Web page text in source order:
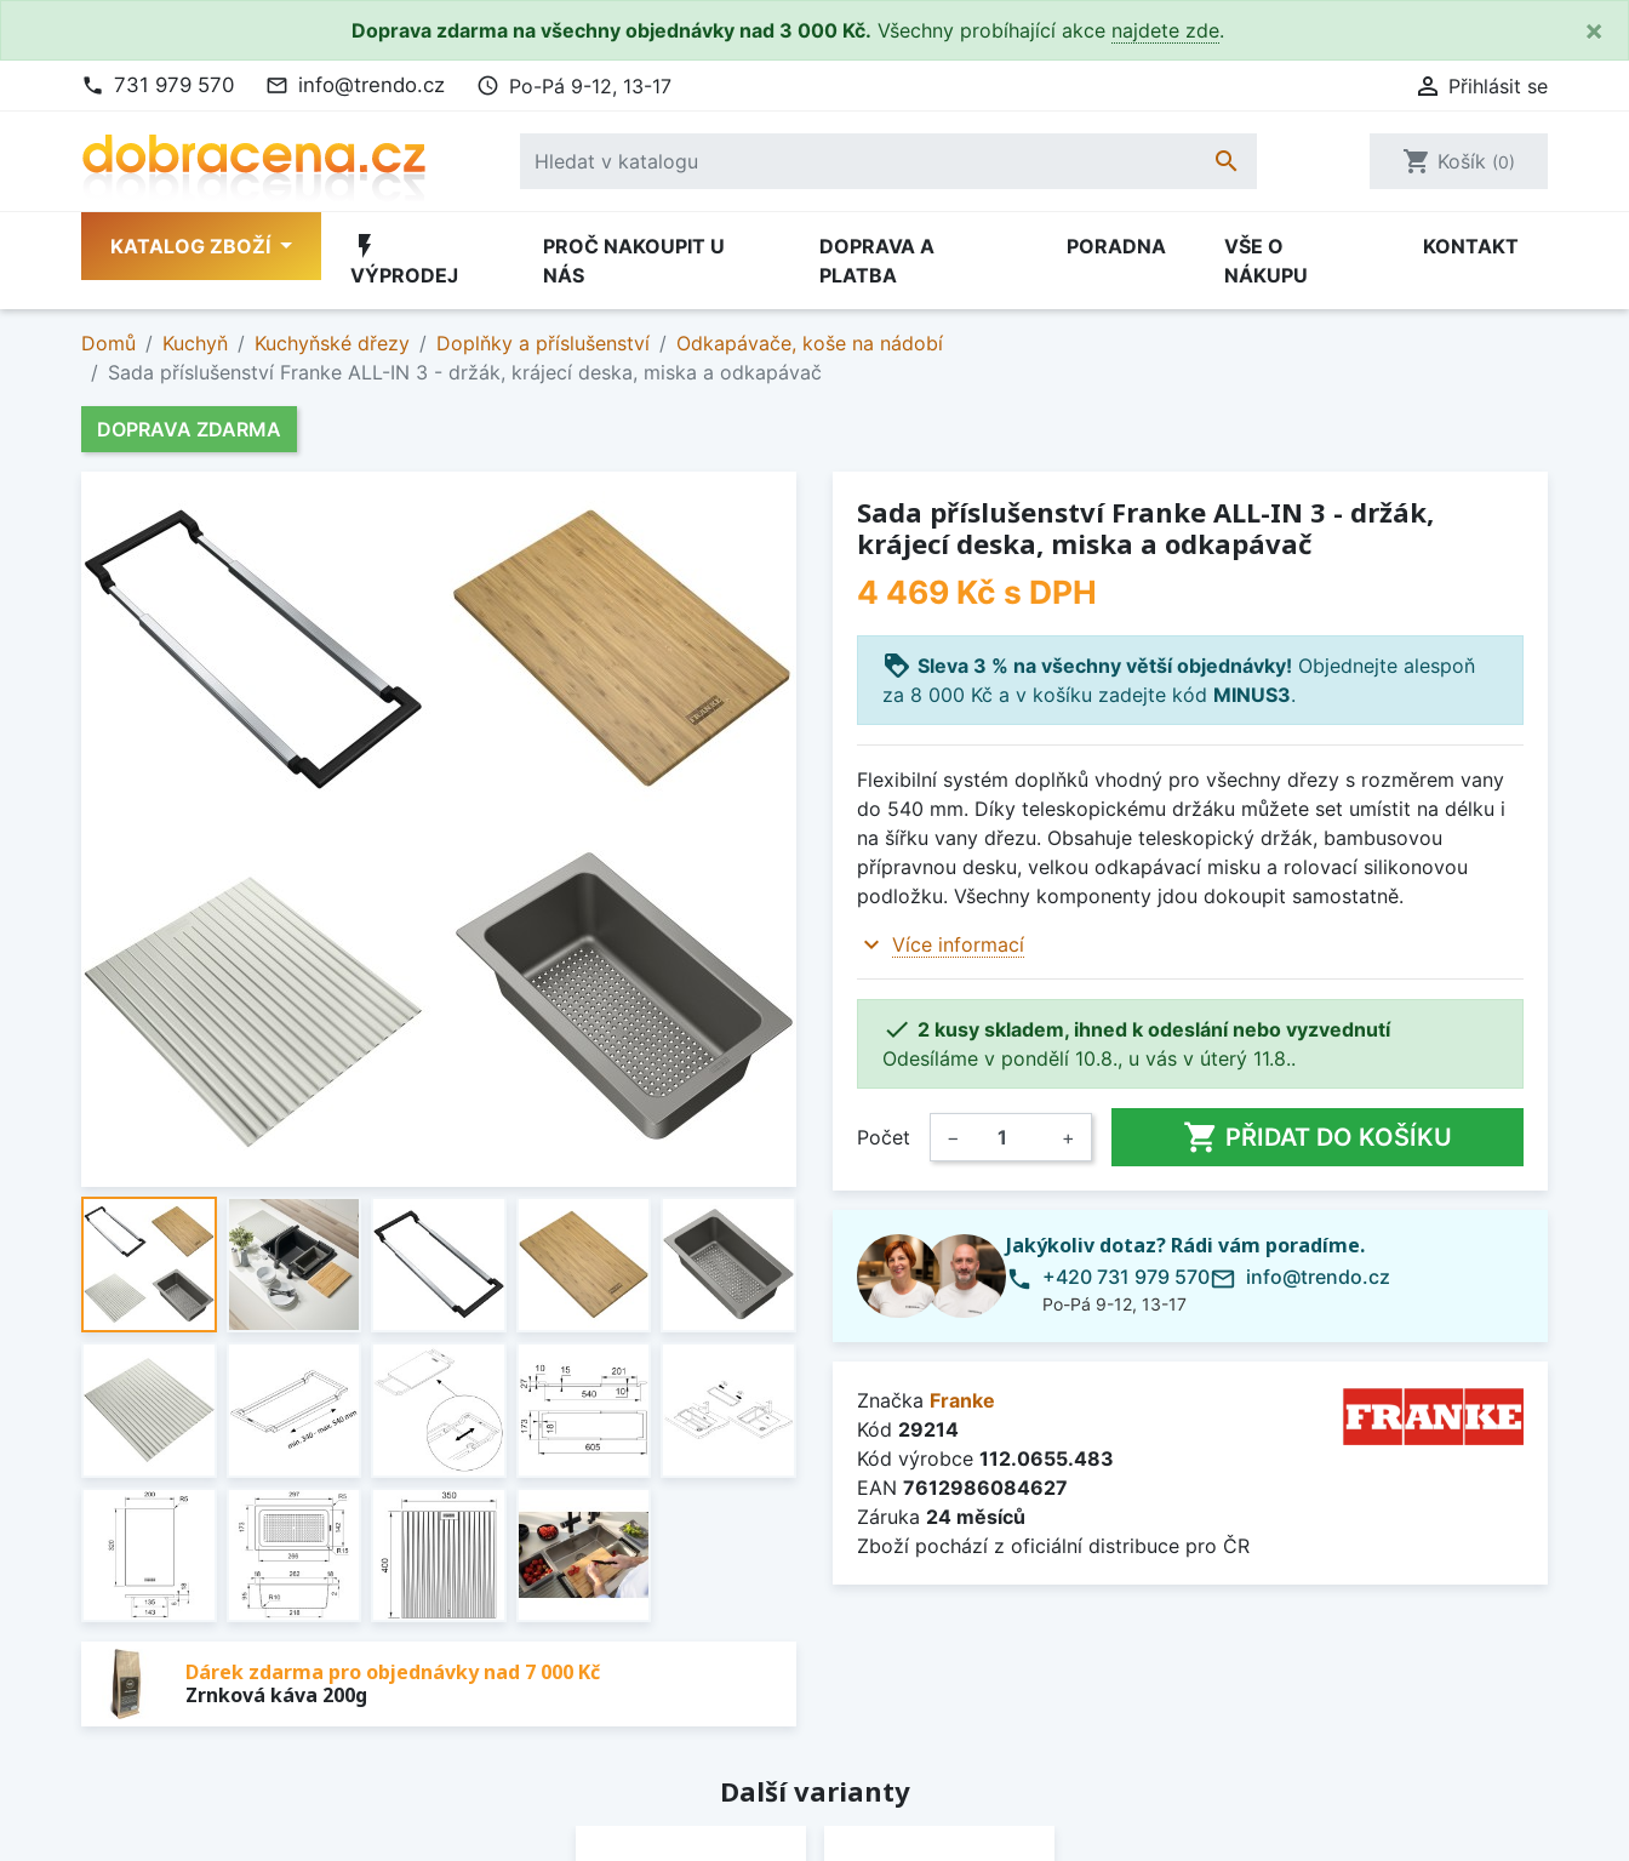
Doprava zdarma na všechny objednávky nad 3 000 Kč. Všechny probíhající akce najdete zde. ×
phone 731 979 570 mail_outline info@trendo.cz access_time Po-Pá 9-12, 13-17  Přihlásit se
 shopping_cart Košík (0)
KATALOG ZBOŽÍ flash_on
VÝPRODEJ
PROČ NAKOUPIT U
NÁS
DOPRAVA A
PLATBA
PORADNA
VŠE O
NÁKUPU
KONTAKT
Domů Kuchyň Kuchyňské dřezy Doplňky a příslušenství
Odkapávače, koše na nádobí
Sada příslušenství Franke ALL-IN 3 - držák, krájecí deska, miska a odkapávač
DOPRAVA ZDARMA
Dárek zdarma pro objednávky nad 7 000 Kč
Zrnková káva 200g
Sada příslušenství Franke ALL-IN 3 - držák,
krájecí deska, miska a odkapávač
4 469 Kč s DPH
loyalty Sleva 3 % na všechny větší objednávky! Objednejte alespoň
za 8 000 Kč a v košíku zadejte kód MINUS3.
Flexibilní systém doplňků vhodný pro všechny dřezy s rozměrem vany
do 540 mm. Díky teleskopickému držáku můžete set umístit na délku i
na šířku vany dřezu. Obsahuje teleskopický držák, bambusovou
přípravnou desku, velkou odkapávací misku a rolovací silikonovou
podložku. Všechny komponenty jdou dokoupit samostatně.
expand_more Více informací
 2 kusy skladem, ihned k odeslání nebo vyzvednutí
Odesíláme v pondělí 10.8., u vás v úterý 11.8..
Počet − +  PŘIDAT DO KOŠÍKU
Jakýkoliv dotaz? Rádi vám poradíme.
phone +420 731 979 570
Po-Pá 9-12, 13-17
mail_outline info@trendo.cz
Značka Franke
Kód 29214
Kód výrobce 112.0655.483
EAN 7612986084627
Záruka 24 měsíců
Zboží pochází z oficiální distribuce pro ČR
Další varianty